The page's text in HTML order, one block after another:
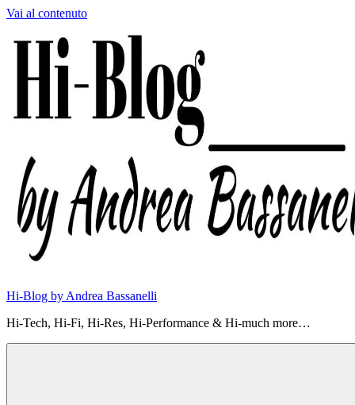
Vai al contenuto
Hi-Blog by Andrea Bassanelli
Hi-Tech, Hi-Fi, Hi-Res, Hi-Performance & Hi-much more…